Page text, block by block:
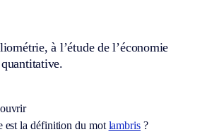
à l’étude de l’économie
est la définition du mot lambris ?